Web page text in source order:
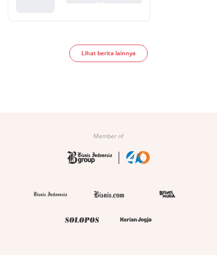
Lihat berita lainnya
Member of